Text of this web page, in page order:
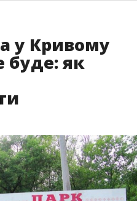
у Кривому
буде: як